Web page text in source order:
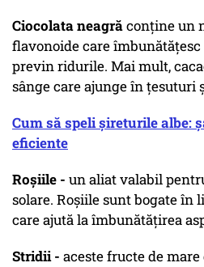
Ciocolata neagrăconține un
flavonoide care
previn ridurile. Mai mult,
sânge care ajunge în țesuturi
Cum să speli șireturile albe:
eficiente
Roșiile - un aliat valabil
solare. Roșiile sunt bogate în
care ajută la îmbunătățirea
Stridii - aceste fructe de